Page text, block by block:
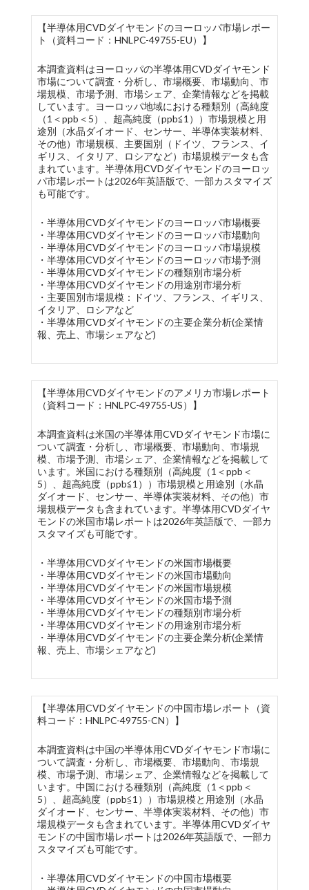
【半導体用CVDダイヤモンドのヨーロッパ市場レポー
ト（資料コード：HNLPC-49755-EU）】
本調査資料はヨーロッパの半導体用CVDダイヤモンド
市場について調査・分析し、市場概要、市場動向、市
場規模、市場予測、市場シェア、企業情報などを掲載
しています。ヨーロッパ地域における種類別（高純度
（1＜ppb＜5）、超高純度（ppb≦1））市場規模と用
途別（水晶ダイオード、センサー、半導体実装材料、
その他）市場規模、主要国別（ドイツ、フランス、イ
ギリス、イタリア、ロシアなど）市場規模データも含
まれています。半導体用CVDダイヤモンドのヨーロッ
パ市場レポートは2026年英語版で、一部カスタマイズ
も可能です。
・半導体用CVDダイヤモンドのヨーロッパ市場概要
・半導体用CVDダイヤモンドのヨーロッパ市場動向
・半導体用CVDダイヤモンドのヨーロッパ市場規模
・半導体用CVDダイヤモンドのヨーロッパ市場予測
・半導体用CVDダイヤモンドの種類別市場分析
・半導体用CVDダイヤモンドの用途別市場分析
・主要国別市場規模：ドイツ、フランス、イギリス、
イタリア、ロシアなど
・半導体用CVDダイヤモンドの主要企業分析(企業情
報、売上、市場シェアなど)
【半導体用CVDダイヤモンドのアメリカ市場レポート
（資料コード：HNLPC-49755-US）】
本調査資料は米国の半導体用CVDダイヤモンド市場に
ついて調査・分析し、市場概要、市場動向、市場規
模、市場予測、市場シェア、企業情報などを掲載して
います。米国における種類別（高純度（1＜ppb＜
5）、超高純度（ppb≦1））市場規模と用途別（水晶
ダイオード、センサー、半導体実装材料、その他）市
場規模データも含まれています。半導体用CVDダイヤ
モンドの米国市場レポートは2026年英語版で、一部カ
スタマイズも可能です。
・半導体用CVDダイヤモンドの米国市場概要
・半導体用CVDダイヤモンドの米国市場動向
・半導体用CVDダイヤモンドの米国市場規模
・半導体用CVDダイヤモンドの米国市場予測
・半導体用CVDダイヤモンドの種類別市場分析
・半導体用CVDダイヤモンドの用途別市場分析
・半導体用CVDダイヤモンドの主要企業分析(企業情
報、売上、市場シェアなど)
【半導体用CVDダイヤモンドの中国市場レポート（資
料コード：HNLPC-49755-CN）】
本調査資料は中国の半導体用CVDダイヤモンド市場に
ついて調査・分析し、市場概要、市場動向、市場規
模、市場予測、市場シェア、企業情報などを掲載して
います。中国における種類別（高純度（1＜ppb＜
5）、超高純度（ppb≦1））市場規模と用途別（水晶
ダイオード、センサー、半導体実装材料、その他）市
場規模データも含まれています。半導体用CVDダイヤ
モンドの中国市場レポートは2026年英語版で、一部カ
スタマイズも可能です。
・半導体用CVDダイヤモンドの中国市場概要